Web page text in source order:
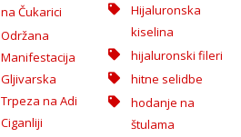
na Čukarici
Održana
Manifestacija
Gljivarska
Trpeza na Adi
Ciganliji
Hijaluronska
kiselina
hijaluronski fileri
hitne selidbe
hodanje na
štulama